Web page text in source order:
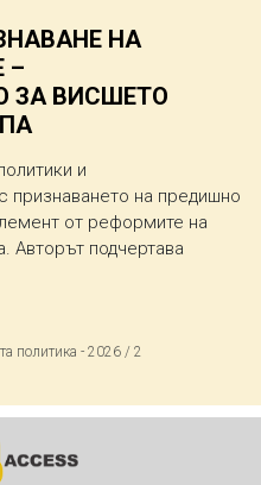
НА
–
ЗА ВИСШЕТО
и
признаването на предишно
от реформите на
Авторът подчертава
политика - 2026 / 2